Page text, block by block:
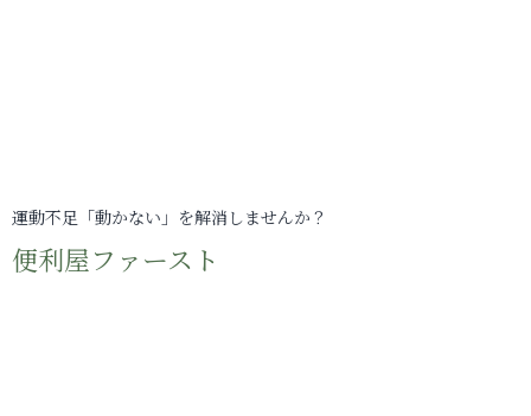
運動不足「動かない」を解消しませんか？
便利屋ファースト